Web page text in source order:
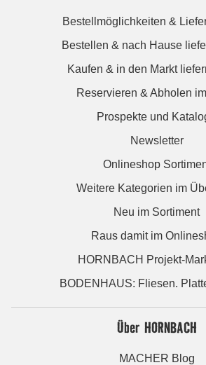
Bestellmöglichkeiten &
Bestellen & nach Hause
Kaufen & in den Markt
Reservieren & Abholen
Prospekte und
Newsletter
Onlineshop
Weitere Kategorien im
Neu im Sortiment
Raus damit im
HORNBACH Projekt-
BODENHAUS: Fliesen.
Über HORNBACH
MACHER Blog